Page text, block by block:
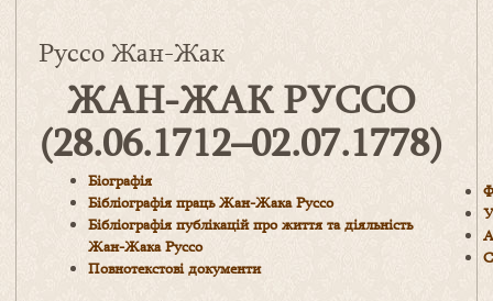
Руссо Жан-Жак
ЖАН-ЖАК РУССО
(28.06.1712–02.07.1778)
Біографія
Бібліографія праць Жан-Жака Руссо
Бібліографія публікацій про життя та діяльність
Жан-Жака Руссо
Повнотекстові документи